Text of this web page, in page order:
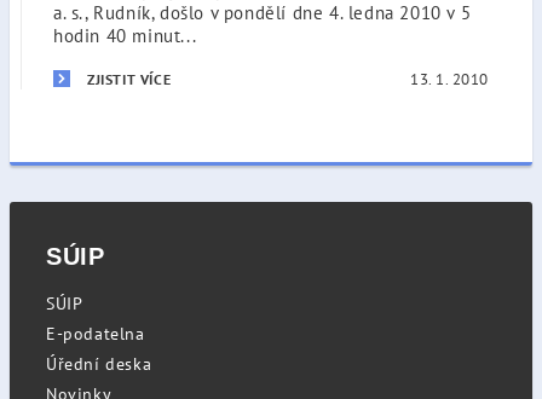
a. s., Rudník, došlo v pondělí dne 4. ledna 2010 v 5
hodin 40 minut...
ZJISTIT VÍCE 13. 1. 2010
SÚIP
SÚIP
E-podatelna
Úřední deska
Novinky